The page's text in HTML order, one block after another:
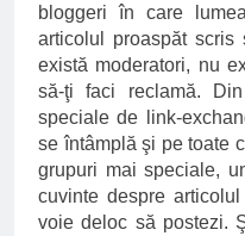
bloggeri în care
articolul proaspăt
există moderatori, nu
să-ţi faci reclamă.
speciale de link-
se întâmplă şi pe toate
grupuri mai speciale,
cuvinte despre
voie deloc să postezi.